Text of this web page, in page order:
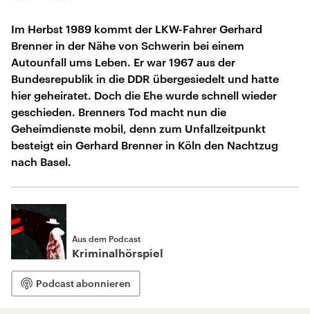
Im Herbst 1989 kommt der LKW-Fahrer Gerhard
Brenner in der Nähe von Schwerin bei einem
Autounfall ums Leben. Er war 1967 aus der
Bundesrepublik in die DDR übergesiedelt und hatte
hier geheiratet. Doch die Ehe wurde schnell wieder
geschieden. Brenners Tod macht nun die
Geheimdienste mobil, denn zum Unfallzeitpunkt
besteigt ein Gerhard Brenner in Köln den Nachtzug
nach Basel.
Aus dem Podcast
Kriminalhörspiel
Podcast abonnieren